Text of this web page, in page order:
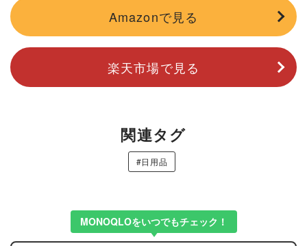
Amazonで見る
楽天市場で見る
関連タグ
#日用品
MONOQLOをいつでもチェック！